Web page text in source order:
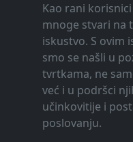
Kao rani
mnoge stvari na
iskustvo. S ovim
smo se našli u
tvrtkama, ne
već i u podršci
učinkovitije i
poslovanju.